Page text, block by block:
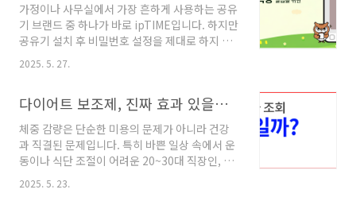
가정이나 사무실에서 가장 흔하게 사용하는 공유
기 브랜드 중 하나가 바로 ipTIME입니다. 하지만
공유기 설치 후 비밀번호 설정을 제대로 하지 않
거나, 비밀번호를 잊어버렸을 경우 보안 문제와
연결 불가 문제로 큰 불편을 겪을 수 있습니다. 본
번호 찾기, 초기화 방법, 그리고 보안 강화를 위한
필수 설정까지 전 과정을 체계적으로 정리하여
안내드립니다. 공유기 보안은 단순한 편의를 넘
어 개인정보와 사생활 보호의 문제와 직결되므
로, 가이드를 따라 정확히 설정해 보시기 바랍니
다. ipTIME 공유기 비밀번호 설정하는 방법
2025. 5. 27.
다이어트 보조제, 진짜 효과 있을까? 20~30대가 꼭 알아야 할 선택 기준과 복용 팁!
체중 감량은 단순한 미용의 문제가 아니라 건강
과 직결된 문제입니다. 특히 바쁜 일상 속에서 운
동이나 식단 조절이 어려운 20~30대 직장인, 대
학생, 자영업자들에게 ‘다이어트 보조제’는 매력
적인 선택지일 수 있습니다. 하지만 시중에 너무
2025. 5. 23.